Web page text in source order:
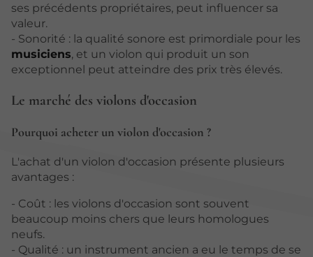
ses précédents propriétaires, peut influencer sa
valeur.
- Sonorité : la qualité sonore est primordiale pour les
musiciens, et un violon qui produit un son
exceptionnel peut atteindre des prix très élevés.
Le marché des violons d'occasion
Pourquoi acheter un violon d'occasion ?
L'achat d'un violon d'occasion présente plusieurs
avantages :
- Coût : les violons d'occasion sont souvent
beaucoup moins chers que leurs homologues
neufs.
- Qualité : un instrument ancien a eu le temps de se